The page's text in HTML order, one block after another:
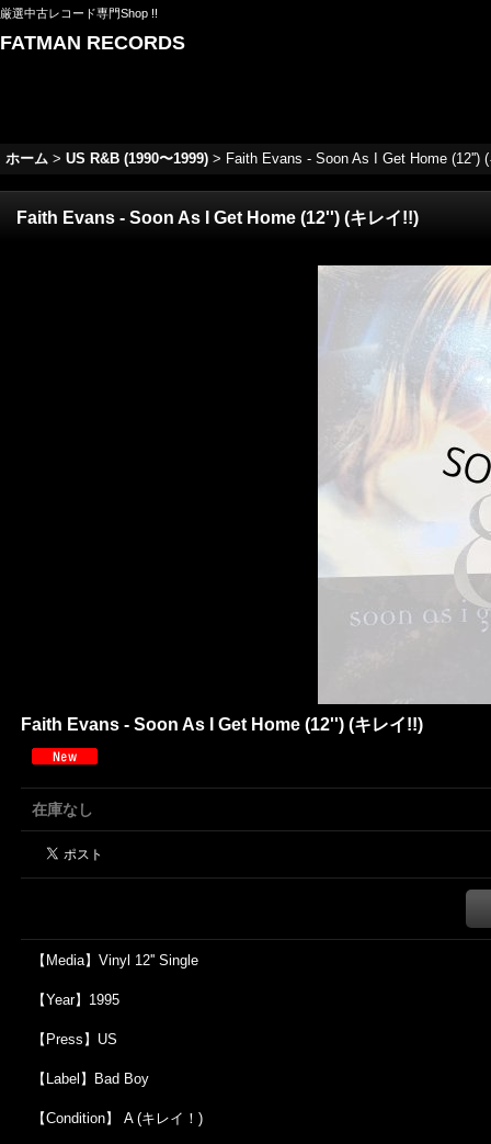
厳選中古レコード専門Shop !!
FATMAN RECORDS
ホーム > US R&B (1990〜1999) > Faith Evans - Soon As I Get Home (12'')
Faith Evans - Soon As I Get Home (12'') (キレイ!!)
Faith Evans - Soon As I Get Home (12'') (キレイ!!)
在庫なし
【Media】Vinyl 12'' Single
【Year】1995
【Press】US
【Label】Bad Boy
【Condition】 A (キレイ！)